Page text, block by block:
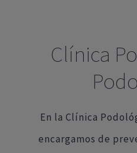
Clínica
En la Clínica
encargamos de